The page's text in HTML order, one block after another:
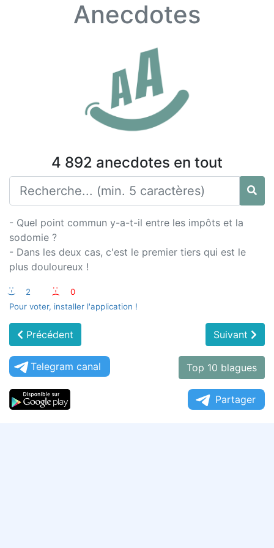
Anecdotes
4 892 anecdotes en tout
- Quel point commun y-a-t-il entre les impôts et la
sodomie ?
- Dans les deux cas, c'est le premier tiers qui est le
plus douloureux !
:-) 2 :-(
0
Pour voter, installer l'application !
Précédent Suivant
Telegram canal Top 10 blagues
Partager